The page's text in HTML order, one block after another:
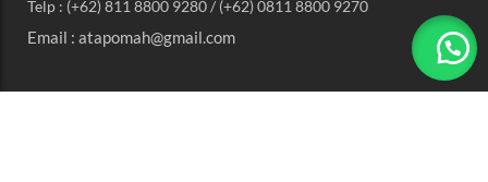
Telp : (+62) 811 8800 9280 / (+62) 0811 8800 9270
Email : atapomah@gmail.com